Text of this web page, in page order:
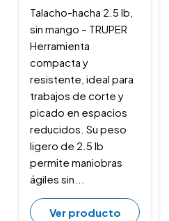
Talacho-hacha 2.5 lb,
sin mango – TRUPER
Herramienta
compacta y
resistente, ideal para
trabajos de corte y
picado en espacios
reducidos. Su peso
ligero de 2.5 lb
permite maniobras
ágiles sin...
Ver producto